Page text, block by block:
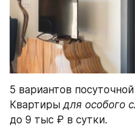
5 вариантов
Квартиры для особого
до 9 тыс ₽ в сутки.